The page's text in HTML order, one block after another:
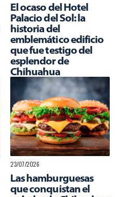
El ocaso del Hotel
Palacio del Sol: la
historia del
emblemático edificio
que fue testigo del
esplendor de
Chihuahua
23/07/2026
Las hamburguesas
que conquistan el